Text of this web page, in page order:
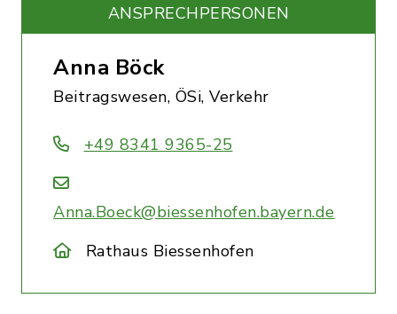
ANSPRECHPERSONEN
Anna Böck
Beitragswesen, ÖSi, Verkehr
+49 8341 9365-25
Anna.Boeck@biessenhofen.bayern.de
Rathaus Biessenhofen